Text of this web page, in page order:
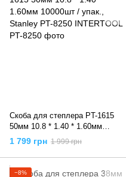
Скоба для степлера PT-1615
50мм 10.8 * 1.40 * 1.60мм
10000шт / упак., Stanley PT-
8250 INTERTOOL
1 799 грн 1 999 грн
−8%